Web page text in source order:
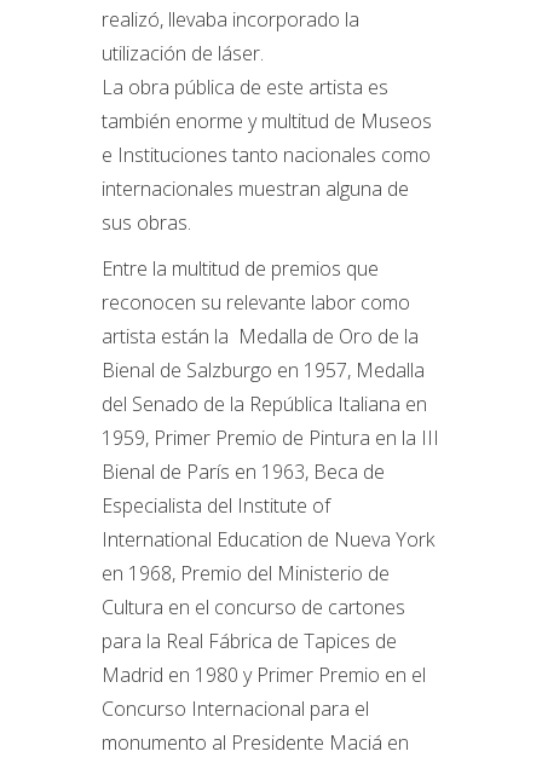
realizó, llevaba incorporado la
utilización de láser.
La obra pública de este artista es
también enorme y multitud de Museos
e Instituciones tanto nacionales como
internacionales muestran alguna de
sus obras.
Entre la multitud de premios que
reconocen su relevante labor como
artista están la Medalla de Oro de la
Bienal de Salzburgo en 1957, Medalla
del Senado de la República Italiana en
1959, Primer Premio de Pintura en la III
Bienal de París en 1963, Beca de
Especialista del Institute of
International Education de Nueva York
en 1968, Premio del Ministerio de
Cultura en el concurso de cartones
para la Real Fábrica de Tapices de
Madrid en 1980 y Primer Premio en el
Concurso Internacional para el
monumento al Presidente Maciá en